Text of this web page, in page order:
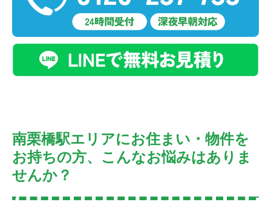
南栗橋駅エリアにお住まい・物件を
お持ちの方、こんなお悩みはありま
せんか？